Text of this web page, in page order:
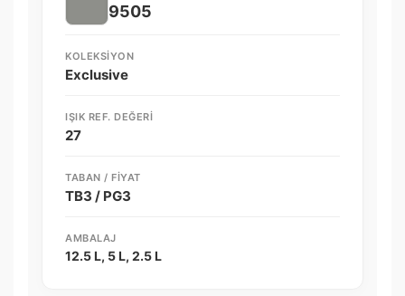
9505
KOLEKSIYON
Exclusive
IŞIK REF. DEĞERI
27
TABAN / FIYAT
TB3 / PG3
AMBALAJ
12.5 L, 5 L, 2.5 L